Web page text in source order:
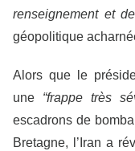
renseignement et
géopolitique
Alors que le
une “frappe très
escadrons de
Bretagne, l’Iran a